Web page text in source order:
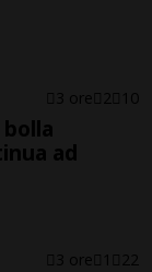
3 ore 2 10
ad
3 ore 1 22